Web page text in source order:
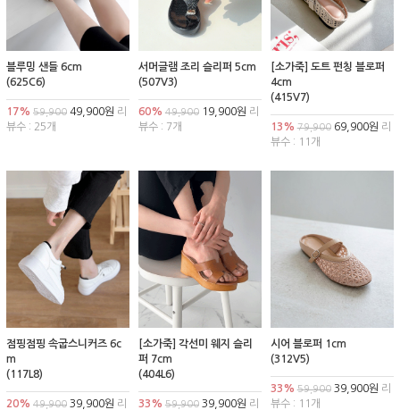
블루밍 샌들 6cm
(625C6)
17% 59,900 49,900원 리
뷰수 : 25개
서머글램 조리 슬리퍼 5cm
(507V3)
60% 49,90019,900원 리
뷰수 : 7개
[소가죽] 도트 펀칭 블로퍼
4cm
(415V7)
13% 79,90069,900원 리
뷰수 : 11개
점핑점핑 속굽스니커즈 6c
m
(117L8)
20% 49,900 39,900원 리
[소가죽] 각선미 웨지 슬리
퍼 7cm
(404L6)
33% 59,90039,900원 리
시어 블로퍼 1cm
(312V5)
33% 59,90039,900원 리
뷰수 : 11개